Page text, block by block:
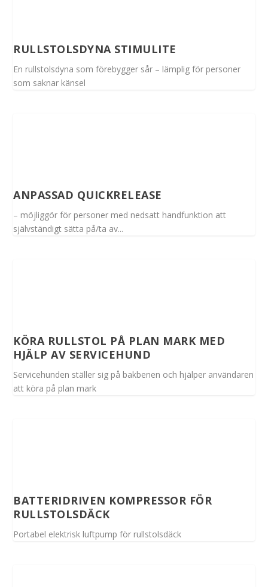
RULLSTOLSDYNA STIMULITE
En rullstolsdyna som förebygger sår – lämplig för personer
som saknar känsel
ANPASSAD QUICKRELEASE
– möjliggör för personer med nedsatt handfunktion att
självständigt sätta på/ta av...
KÖRA RULLSTOL PÅ PLAN MARK MED
HJÄLP AV SERVICEHUND
Servicehunden ställer sig på bakbenen och hjälper användaren
att köra på plan mark
BATTERIDRIVEN KOMPRESSOR FÖR
RULLSTOLSDÄCK
Portabel elektrisk luftpump för rullstolsdäck